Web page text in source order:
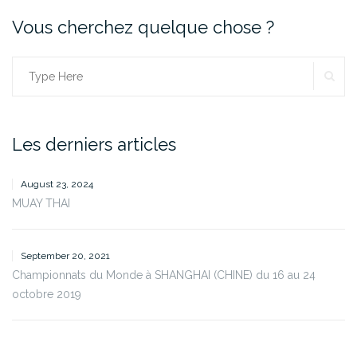
Vous cherchez quelque chose ?
Search
Les derniers articles
August 23, 2024
MUAY THAI
September 20, 2021
Championnats du Monde à SHANGHAI (CHINE) du 16 au 24
octobre 2019